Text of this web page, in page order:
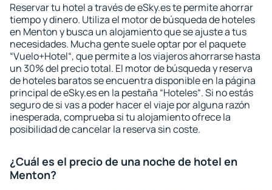
Reservar tu hotel a través de eSky.es te permite ahorrar
tiempo y dinero. Utiliza el motor de búsqueda de hoteles
en Menton y busca un alojamiento que se ajuste a tus
necesidades. Mucha gente suele optar por el paquete
“Vuelo+Hotel“, que permite a los viajeros ahorrarse hasta
un 30% del precio total. El motor de búsqueda y reserva
de hoteles baratos se encuentra disponible en la página
principal de eSky.es en la pestaña “Hoteles“. Si no estás
seguro de si vas a poder hacer el viaje por alguna razón
inesperada, comprueba si tu alojamiento ofrece la
posibilidad de cancelar la reserva sin coste.
¿Cuál es el precio de una noche de hotel en
Menton?